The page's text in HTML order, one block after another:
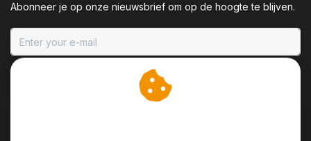
Abonneer je op onze nieuwsbrief om op de hoogte te blijven.